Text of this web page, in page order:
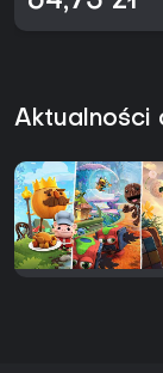
Aktualności